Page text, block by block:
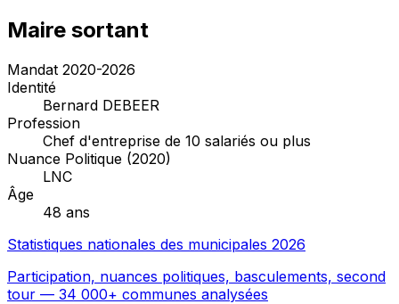
Maire sortant
Mandat 2020-2026
Identité
Bernard DEBEER
Profession
Chef d'entreprise de 10 salariés ou plus
Nuance Politique (2020)
LNC
Âge
48 ans
Statistiques nationales des municipales 2026
Participation, nuances politiques, basculements, second
tour — 34 000+ communes analysées